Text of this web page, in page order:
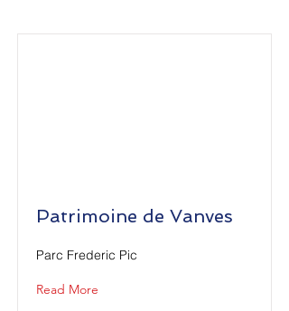
Patrimoine de Vanves
Parc Frederic Pic
Read More